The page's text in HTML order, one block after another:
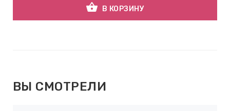
shopping_basket В КОРЗИНУ
ВЫ СМОТРЕЛИ